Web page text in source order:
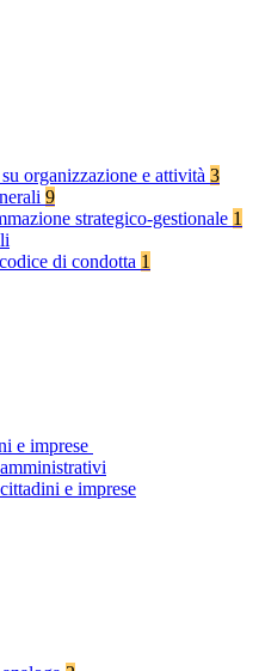
organizzazione e attività 3
9
strategico-gestionale 1
di condotta 1
e imprese
e imprese